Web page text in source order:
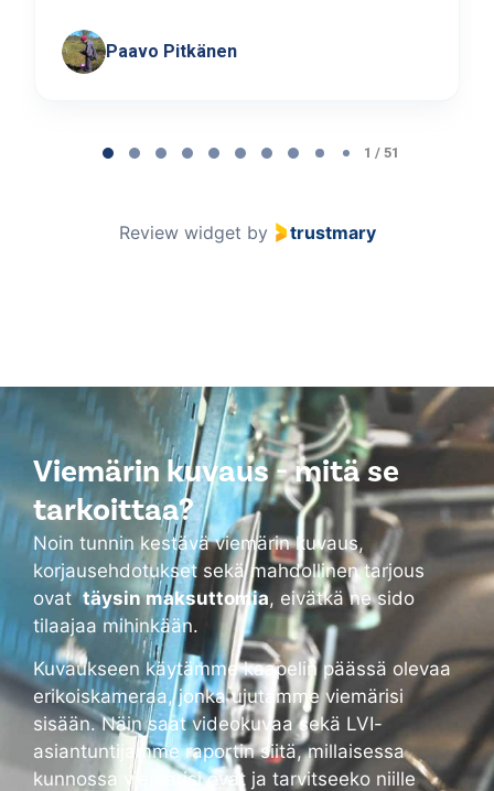
Paavo Pitkänen
1 / 51
Review widget by trustmary
Viemärin kuvaus - mitä se
tarkoittaa?
Noin tunnin kestävä viemärin kuvaus,
korjausehdotukset sekä mahdollinen tarjous
ovat täysin maksuttomia, eivätkä ne sido
tilaajaa mihinkään.
Kuvaukseen käytämme kaapelin päässä olevaa
erikoiskameraa, jonka ujutamme viemärisi
sisään. Näin saat videokuvaa sekä LVI-
asiantuntijamme raportin siitä, millaisessa
kunnossa viemärisi ovat ja tarvitseeko niille